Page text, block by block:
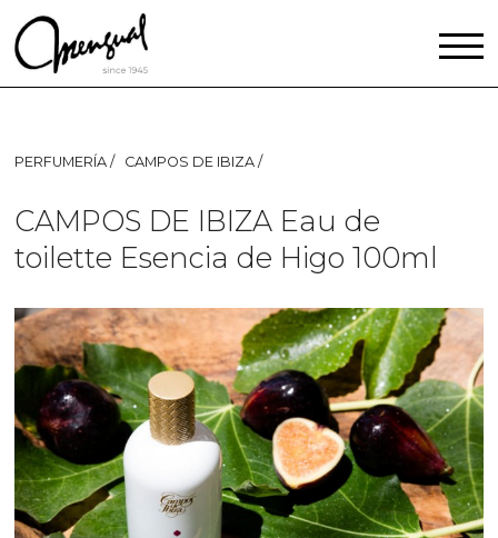
PERFUMERÍA CAMPOS DE IBIZA
CAMPOS DE IBIZA Eau de
toilette Esencia de Higo 100ml